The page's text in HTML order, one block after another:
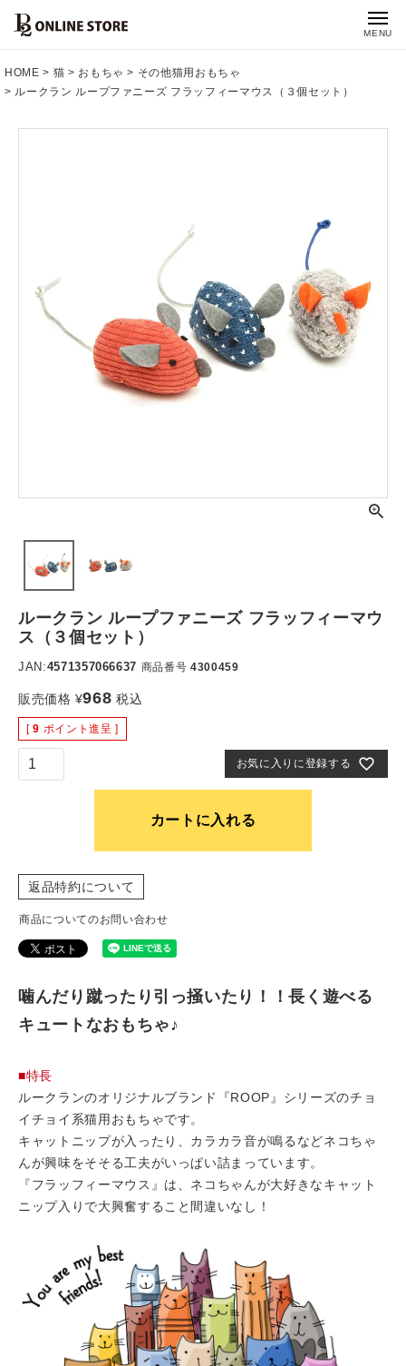
MENU
HOME 猫 おもちゃ
その他猫用おもちゃ
ルークラン ループファニーズ フラッフィーマウス（３個セット）
ルークラン ループファニーズ フラッフィーマウ
ス（３個セット）
JAN:4571357066637 商品番号 4300459
販売価格 ¥968 税込
[ 9 ポイント進呈 ]
お気に入りに登録する
カートに入れる
返品特約について
商品についてのお問い合わせ
噛んだり蹴ったり引っ掻いたり！！長く遊べる
キュートなおもちゃ♪
■特長
ルークランのオリジナルブランド『ROOP』シリーズのチョ
イチョイ系猫用おもちゃです。
キャットニップが入ったり、カラカラ音が鳴るなどネコちゃ
んが興味をそそる工夫がいっぱい詰まっています。
『フラッフィーマウス』は、ネコちゃんが大好きなキャット
ニップ入りで大興奮すること間違いなし！